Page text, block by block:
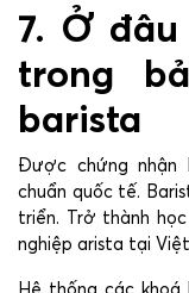
7. Ở
trong
barista
Được chứng
chuẩn quốc tế.
triển. Trở thành
nghiệp arista tại